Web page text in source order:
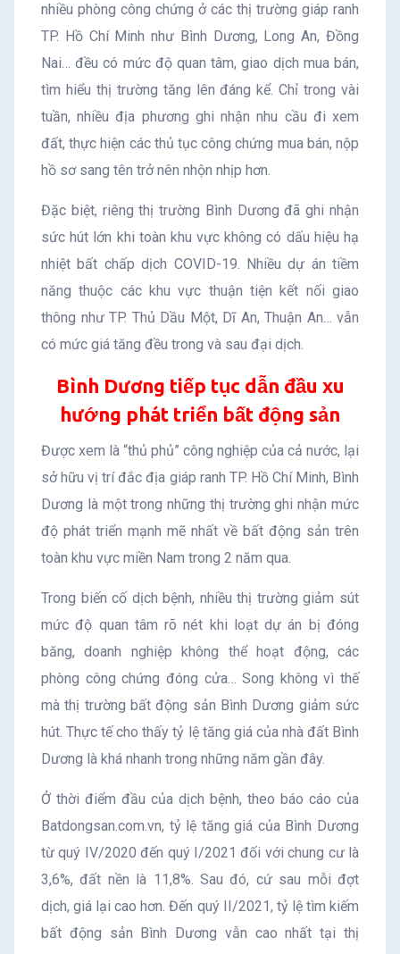
nhiều phòng công chứng ở các thị trường giáp ranh
TP. Hồ Chí Minh như Bình Dương, Long An, Đồng
Nai… đều có mức độ quan tâm, giao dịch mua bán,
tìm hiểu thị trường tăng lên đáng kể. Chỉ trong vài
tuần, nhiều địa phương ghi nhận nhu cầu đi xem
đất, thực hiện các thủ tục công chứng mua bán, nộp
hồ sơ sang tên trở nên nhộn nhịp hơn.
Đặc biệt, riêng thị trường Bình Dương đã ghi nhận
sức hút lớn khi toàn khu vực không có dấu hiệu hạ
nhiệt bất chấp dịch COVID-19. Nhiều dự án tiềm
năng thuộc các khu vực thuận tiện kết nối giao
thông như TP. Thủ Dầu Một, Dĩ An, Thuận An… vẫn
có mức giá tăng đều trong và sau đại dịch.
Bình Dương tiếp tục dẫn đầu xu
hướng phát triển bất động sản
Được xem là “thủ phủ” công nghiệp của cả nước, lại
sở hữu vị trí đắc địa giáp ranh TP. Hồ Chí Minh, Bình
Dương là một trong những thị trường ghi nhận mức
độ phát triển mạnh mẽ nhất về bất động sản trên
toàn khu vực miền Nam trong 2 năm qua.
Trong biến cố dịch bệnh, nhiều thị trường giảm sút
mức độ quan tâm rõ nét khi loạt dự án bị đóng
băng, doanh nghiệp không thể hoạt động, các
phòng công chứng đóng cửa… Song không vì thế
mà thị trường bất động sản Bình Dương giảm sức
hút. Thực tế cho thấy tỷ lệ tăng giá của nhà đất Bình
Dương là khá nhanh trong những năm gần đây.
Ở thời điểm đầu của dịch bệnh, theo báo cáo của
Batdongsan.com.vn, tỷ lệ tăng giá của Bình Dương
từ quý IV/2020 đến quý I/2021 đối với chung cư là
3,6%, đất nền là 11,8%. Sau đó, cứ sau mỗi đợt
dịch, giá lại cao hơn. Đến quý II/2021, tỷ lệ tìm kiếm
bất động sản Bình Dương vẫn cao nhất tại thị